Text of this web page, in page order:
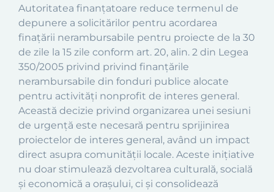
Autoritatea finanțatoare reduce termenul de
depunere a solicitărilor pentru acordarea
finațării nerambursabile pentru proiecte de la 30
de zile la 15 zile conform art. 20, alin. 2 din Legea
350/2005 privind privind finanţările
nerambursabile din fonduri publice alocate
pentru activităţi nonprofit de interes general.
Această decizie privind organizarea unei sesiuni
de urgență este necesară pentru sprijinirea
proiectelor de interes general, având un impact
direct asupra comunității locale. Aceste inițiative
nu doar stimulează dezvoltarea culturală, socială
și economică a orașului, ci și consolidează